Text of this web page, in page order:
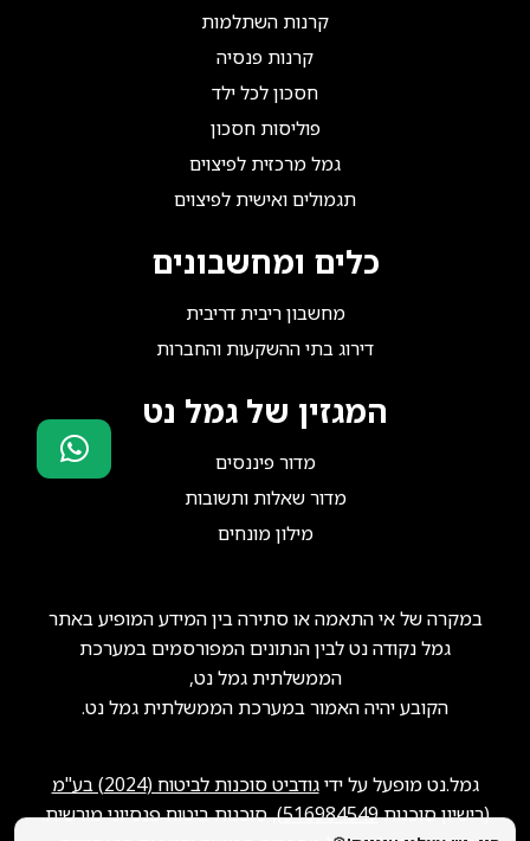
קרנות השתלמות
קרנות פנסיה
חסכון לכל ילד
פוליסות חסכון
גמל מרכזית לפיצוים
תגמולים ואישית לפיצוים
כלים ומחשבונים
מחשבון ריבית דריבית
דירוג בתי ההשקעות והחברות
המגזין של גמל נט
מדור פיננסים
מדור שאלות ותשובות
מילון מונחים
במקרה של אי התאמה או סתירה בין המידע המופיע באתר
גמל נקודה נט לבין הנתונים המפורסמים במערכת
הממשלתית גמל נט,
הקובע יהיה האמור במערכת הממשלתית גמל נט.
גמל.נט מופעל על ידיגודביט סוכנות לביטוח (2024) בע"מ
(רישיון סוכנות516984549), סוכנות ביטוח פנסיוני מורשית.